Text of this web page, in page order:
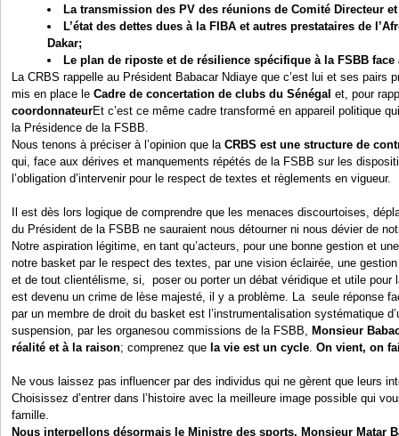
La transmission des PV des réunions de Comité Directeur
L’état des dettes dues à la FIBA et autres prestataires de
Dakar;
Le plan de riposte et de résilience spécifique à la FSBB face
La CRBS rappelle au Président Babacar Ndiaye que c’est lui et ses pairs
mis en place leCadre de concertation de clubs du Sénégal et, pour
coordonnateurEt c’est ce même cadre transformé en appareil politique
la Présidence de la FSBB.
Nous tenons à préciser à l’opinion que laCRBS est une structure de
qui, face aux dérives et manquements répétés de la FSBB sur les
l’obligation d’intervenir pour le respect de textes et règlements en vigueur.
Il est dès lors logique de comprendre que les menaces discourtoises,
du Président de la FSBB ne sauraient nous détourner ni nous dévier de
Notre aspiration légitime, en tant qu’acteurs, pour une bonne gestion et
notre basket par le respect des textes, par une vision éclairée, une
et de tout clientélisme, si, poser ou porter un débat véridique et utile pour
est devenu un crime de lèse majesté, il y a problème. La seule réponse
par un membre de droit du basket est l’instrumentalisation systématique
suspension, par les organesou commissions de la FSBB,
Monsieur
réalité et à la raison; comprenez que la vie est un cycle .On vient, on
Ne vous laissez pas influencer par des individus qui ne gèrent que leurs
Choisissez d’entrer dans l’histoire avec la meilleure image possible qui
famille.
Nous interpellons désormais le Ministre des sports, Monsieur Matar